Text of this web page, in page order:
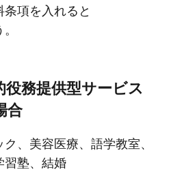
項を​​入れると​​
役務提供型サービス
合
、​​美容医療、​​語学教室、​​
習塾、​​結婚​​